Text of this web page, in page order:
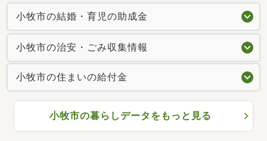
小牧市の結婚・育児の助成金
小牧市の治安・ごみ収集情報
小牧市の住まいの給付金
小牧市の暮らしデータをもっと見る